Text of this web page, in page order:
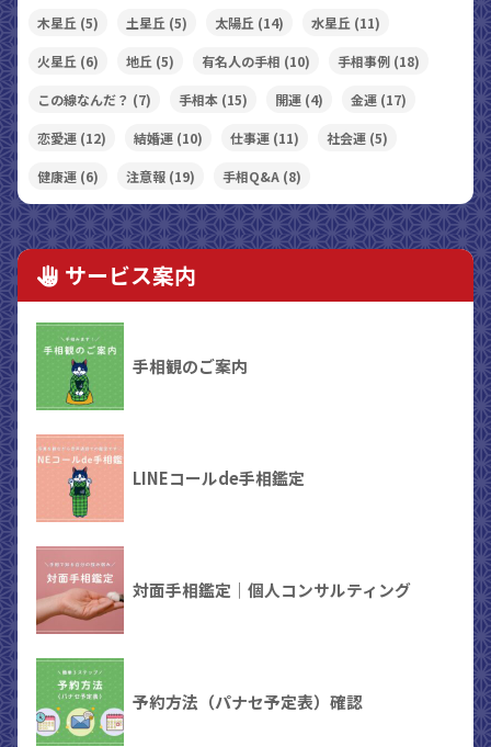
木星丘 (5) 土星丘 (5) 太陽丘 (14) 水星丘 (11)
火星丘 (6) 地丘 (5) 有名人の手相 (10) 手相事例 (18)
この線なんだ？ (7) 手相本 (15) 開運 (4) 金運 (17)
恋愛運 (12) 結婚運 (10) 仕事運 (11) 社会運 (5)
健康運 (6) 注意報 (19) 手相Q&A (8)
サービス案内
手相観のご案内
LINEコールde手相鑑定
対面手相鑑定｜個人コンサルティング
予約方法（パナセ予定表）確認